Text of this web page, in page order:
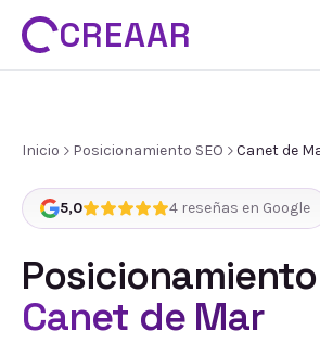
CREAAR
Inicio Posicionamiento SEO Canet de
5,0 4 reseñas en Google
Posicionamiento
Canet de Mar